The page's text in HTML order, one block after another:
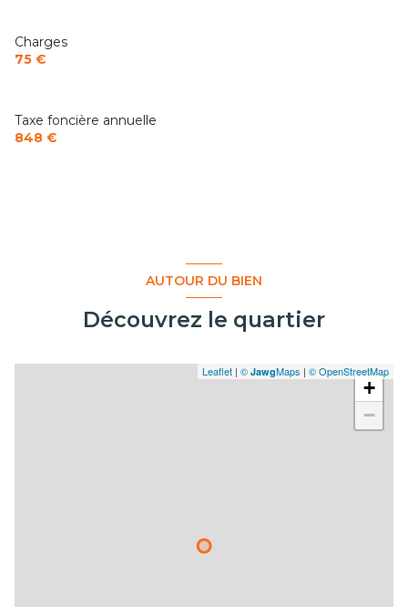
Charges
75 €
Taxe foncière annuelle
848 €
AUTOUR DU BIEN
Découvrez le quartier
+
−
Leaflet | © JawgMaps | © OpenStreetMap